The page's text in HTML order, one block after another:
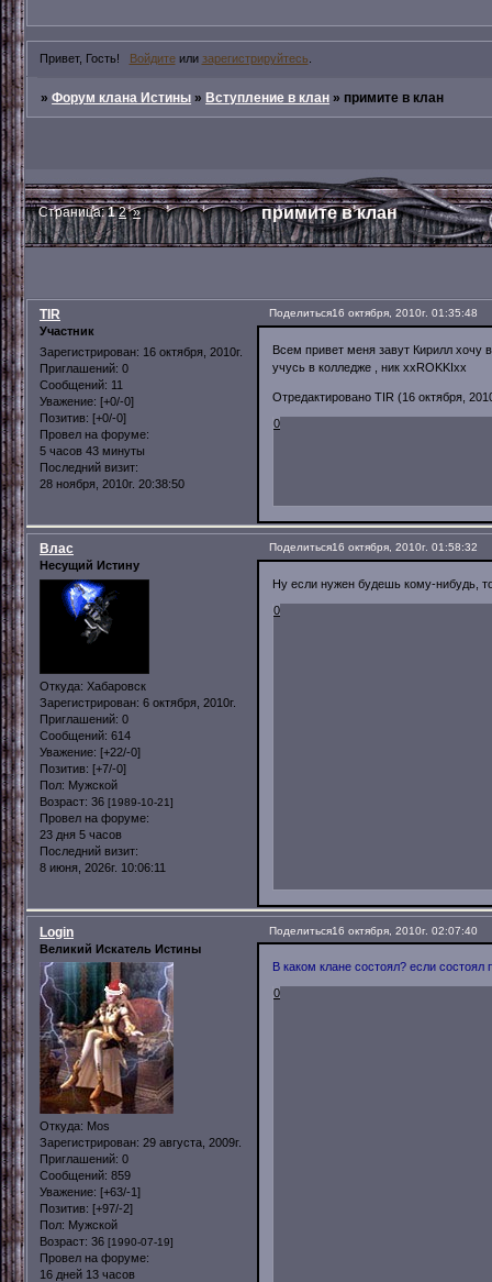
Привет, Гость! Войдитеили зарегистрируйтесь
»Форум клана Истины »Вступление в клан » примите в клан
примите в клан
Страница:1 2 »
Поделиться16 октября, 2010г. 01:35:48
TIR
Участник
Зарегистрирован: 16 октября, 2010г.
Приглашений: 0
Сообщений: 11
Уважение: [+0/-0]
Позитив: [+0/-0]
Провел на форуме:
5 часов 43 минуты
Последний визит:
28 ноября, 2010г. 20:38:50
Всем привет меня завут Кирилл хочу
учусь в колледже , ник xxROKKIxx
Отредактировано TIR (16 октября,
0
Поделиться16 октября, 2010г. 01:58:32
Влас
Несущий Истину
Откуда: Хабаровск
Зарегистрирован: 6 октября, 2010г.
Приглашений: 0
Сообщений: 614
Уважение: [+22/-0]
Позитив: [+7/-0]
Пол: Мужской
Возраст: 36 [1989-10-21]
Провел на форуме:
23 дня 5 часов
Последний визит:
8 июня, 2026г. 10:06:11
Ну если нужен будешь кому-нибудь,
0
Поделиться16 октября, 2010г. 02:07:40
Login
Великий Искатель Истины
Откуда: Mos
Зарегистрирован: 29 августа, 2009г.
Приглашений: 0
Сообщений: 859
Уважение: [+63/-1]
Позитив: [+97/-2]
Пол: Мужской
Возраст: 36 [1990-07-19]
Провел на форуме:
16 дней 13 часов
В каком клане состоял? если
0